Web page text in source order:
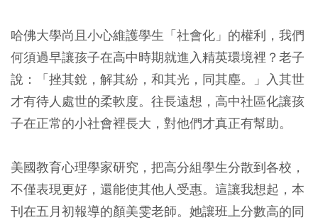
哈佛大學尚且小心維護學生「社會化」的權利，我們
何須過早讓孩子在高中時期就進入精英環境裡？老子
說：「挫其銳，解其紛，和其光，同其塵。」入其世
才有待人處世的柔軟度。往長遠想，高中社區化讓孩
子在正常的小社會裡長大，對他們才真正有幫助。
美國教育心理學家研究，把高分組學生分散到各校，
不僅表現更好，還能使其他人受惠。這讓我想起，本
刊在五月初報導的顏美雯老師。她讓班上分數高的同